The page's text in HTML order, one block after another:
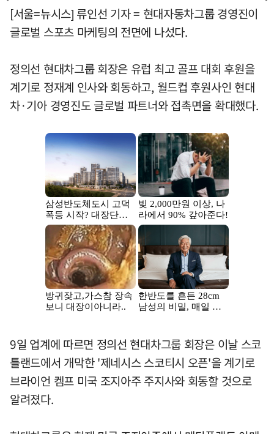
[서울=뉴시스] 류인선 기자 = 현대자동차그룹 경영진이
글로벌 스포츠 마케팅의 전면에 나섰다.
정의선 현대차그룹 회장은 유럽 최고 골프 대회 후원을
계기로 정재계 인사와 회동하고, 월드컵 후원사인 현대
차·기아 경영진도 글로벌 파트너와 접촉면을 확대했다.
9일 업계에 따르면 정의선 현대차그룹 회장은 이날 스코
틀랜드에서 개막한 '제네시스 스코티시 오픈'을 계기로
브라이언 켐프 미국 조지아주 주지사와 회동할 것으로
알려졌다.